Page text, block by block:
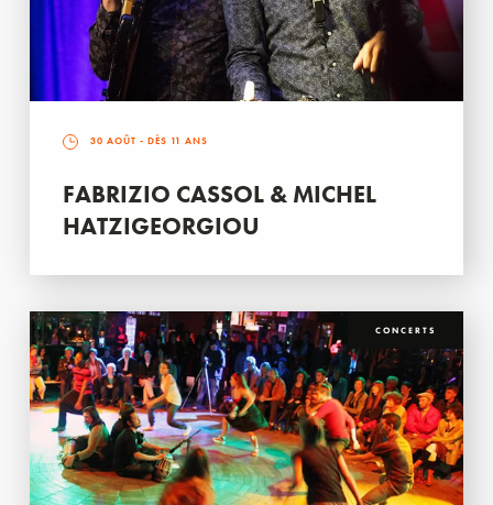
30 AOÛT - DÈS 11 ANS
FABRIZIO CASSOL & MICHEL
HATZIGEORGIOU
CONCERTS